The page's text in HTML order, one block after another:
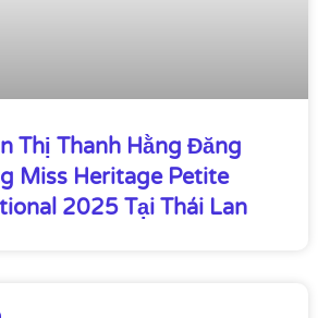
Thị Thanh Hằng Đăng
Miss Heritage Petite
2025 Tại Thái Lan